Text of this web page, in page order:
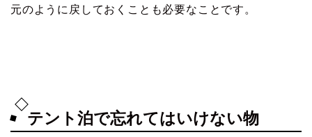
元のように戻しておくことも必要なことです。
テント泊で忘れてはいけない物